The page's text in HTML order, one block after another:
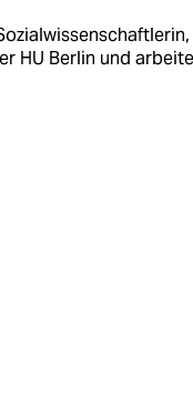
HU Berlin und